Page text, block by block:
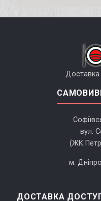
Доставка
вул.
(ЖК
м.
ДОСТАВКА